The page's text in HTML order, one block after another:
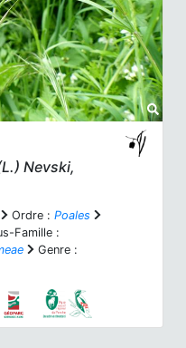
Nevski,
Ordre : Poales
Famille :
Genre :